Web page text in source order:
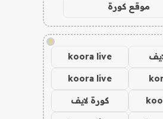
موقع كورة
!
koora live
koora live
كورة لايف